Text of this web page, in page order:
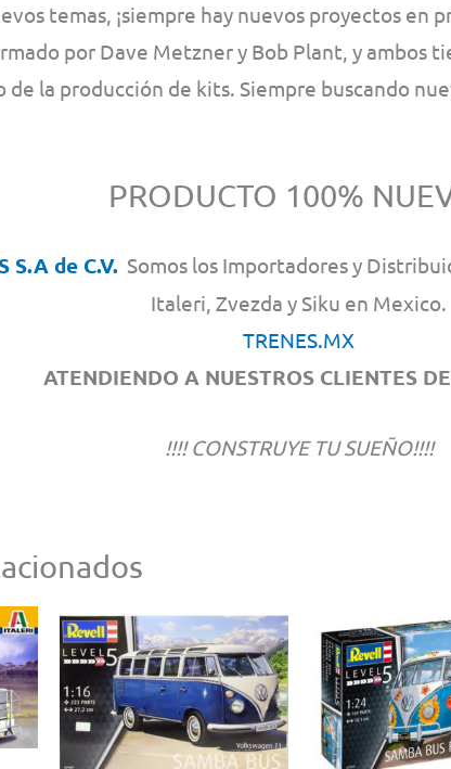
temas, ¡siempre hay nuevos proyectos en
por Dave Metzner y Bob Plant, y ambos
de la producción de kits. Siempre buscando
PRODUCTO 100%
S.A de C.V. Somos los Importadores y
Italeri, Zvezda y Siku en Mexico.
TRENES.MX
ATENDIENDO A NUESTROS CLIENTES
!!!! CONSTRUYE TU SUEÑO!!!!